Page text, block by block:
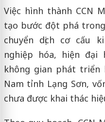
Việc hình thành CCN
tạo bước đột phá
chuyển dịch cơ cấu
nghiệp hóa, hiện
không gian phát
Nam tỉnh Lạng Sơn,
chưa được khai thác